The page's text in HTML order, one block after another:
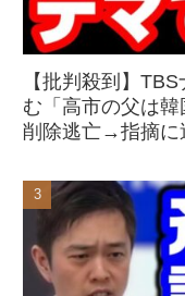
【批判殺到】
む「高市の父は
削除逃亡→指摘に